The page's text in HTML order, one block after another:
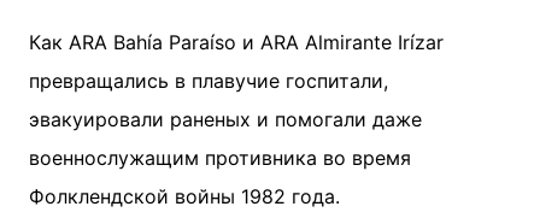
Как ARA Bahía Paraíso и ARA Almirante Irízar
превращались в плавучие госпитали,
эвакуировали раненых и помогали даже
военнослужащим противника во время
Фолклендской войны 1982 года.